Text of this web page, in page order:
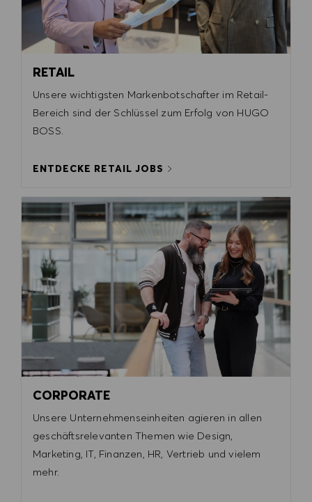
RETAIL
Unsere wichtigsten Markenbotschafter im Retail-
Bereich sind der Schlüssel zum Erfolg von HUGO
BOSS.
ENTDECKE RETAIL JOBS
CORPORATE
Unsere Unternehmenseinheiten agieren in allen
geschäftsrelevanten Themen wie Design,
Marketing, IT, Finanzen, HR, Vertrieb und vielem
mehr.